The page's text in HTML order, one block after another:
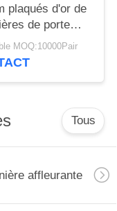
plaqués d'or de
de porte
de bille
d'anneau d'OEM
MOQ:10000Pair
Tous
affleurante